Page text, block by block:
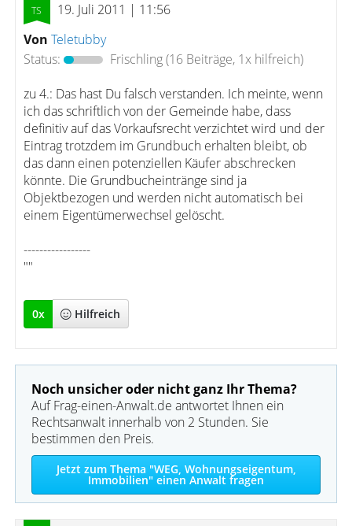
19. Juli 2011 | 11:56
Von Teletubby
Status:
Frischling(16 Beiträge, 1x hilfreich)
zu 4.: Das hast Du falsch verstanden. Ich meinte, wenn
ich das schriftlich von der Gemeinde habe, dass
definitiv auf das Vorkaufsrecht verzichtet wird und der
Eintrag trotzdem im Grundbuch erhalten bleibt, ob
das dann einen potenziellen Käufer abschrecken
könnte. Die Grundbucheintränge sind ja
Objektbezogen und werden nicht automatisch bei
einem Eigentümerwechsel gelöscht.
-----------------
""
0x Hilfreich
Noch unsicher oder nicht ganz Ihr Thema?
Auf Frag-einen-Anwalt.de antwortet Ihnen ein
Rechtsanwalt innerhalb von 2 Stunden. Sie
bestimmen den Preis.
Jetzt zum Thema "WEG, Wohnungseigentum,
Immobilien" einen Anwalt fragen